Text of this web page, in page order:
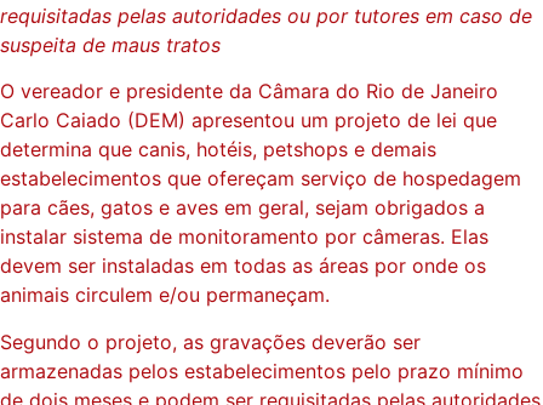
requisitadas pelas autoridades ou por tutores em caso de
suspeita de maus tratos
O vereador e presidente da Câmara do Rio de Janeiro
Carlo Caiado (DEM) apresentou um projeto de lei que
determina que canis, hotéis, petshops e demais
estabelecimentos que ofereçam serviço de hospedagem
para cães, gatos e aves em geral, sejam obrigados a
instalar sistema de monitoramento por câmeras. Elas
devem ser instaladas em todas as áreas por onde os
animais circulem e/ou permaneçam.
Segundo o projeto, as gravações deverão ser
armazenadas pelos estabelecimentos pelo prazo mínimo
de dois meses e podem ser requisitadas pelas autoridades